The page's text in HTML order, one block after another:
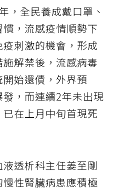
，全民養成戴口罩、
，流感疫情順勢下
刺激的機會，形成
施解禁後，流感病毒
始還債，外界預
，而連續2年未出現
在上月中旬首現死
透析科主任姜至剛
性腎臟病患應積極